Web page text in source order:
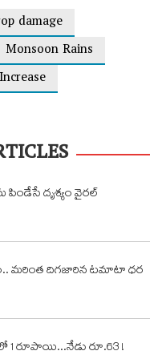
damage
Monsoon Rains
పిండేసే దృశ్యం వైరల్
మ‌రింత దిగ‌జారిన ట‌మాటా ధ‌ర‌
రూపాయి...నేడు రూ.63 !